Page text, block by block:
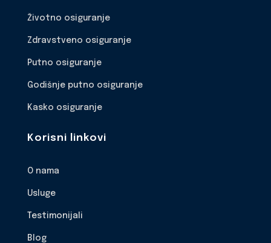
Životno osiguranje
Zdravstveno osiguranje
Putno osiguranje
Godišnje putno osiguranje
Kasko osiguranje
Korisni linkovi
O nama
Usluge
Testimonijali
Blog